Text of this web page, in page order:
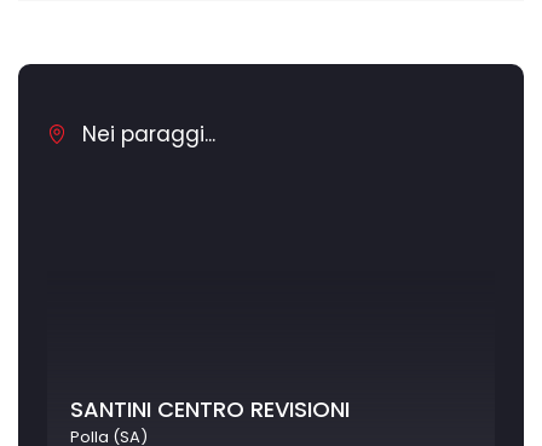
Nei paraggi...
SANTINI CENTRO REVISIONI
Polla (SA)